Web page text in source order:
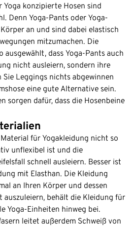
Yoga konzipierte Hosen sind
Denn Yoga-Pants oder Yoga-
an und sind dabei elastisch
mitzumachen. Die
ausgewählt, dass Yoga-Pants auch
nicht ausleiern, sondern ihre
Sie Leggings nichts abgewinnen
eine gute Alternative sein.
sorgen dafür, dass die Hosenbeine
für Yogakleidung nicht so
unflexibel ist und die
schnell ausleiern. Besser ist
mit Elasthan. Die Kleidung
an Ihren Körper und dessen
auszuleiern, behält die Kleidung für
Yoga-Einheiten hinweg bei.
leitet außerdem Schweiß von